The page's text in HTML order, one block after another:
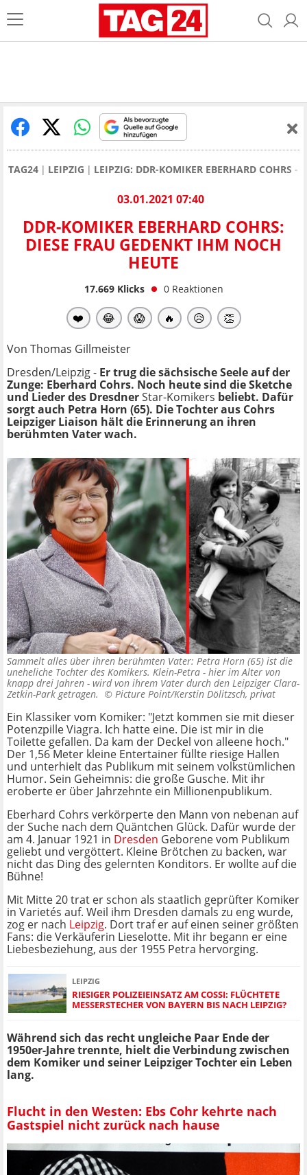
TAG24 LEIPZIG LEIPZIG: DDR-KOMIKER EBERHARD COHRS -
03.01.2021 07:40
DDR-KOMIKER EBERHARD COHRS:
DIESE FRAU GEDENKT IHM NOCH
HEUTE
17.669Klicks 0 Reaktionen
❤️ 😂 😱 🔥 😥 👏
Von Thomas Gillmeister
Dresden/Leipzig - Er trug die sächsische Seele auf der
Zunge: Eberhard Cohrs. Noch heute sind die Sketche
und Lieder des DresdnerStar-Komikers beliebt. Dafür
sorgt auch Petra Horn (65). Die Tochter aus Cohrs
Leipziger Liaison hält die Erinnerung an ihren
berühmten Vater wach.
Sammelt alles über ihren berühmten Vater: Petra Horn (65) ist die
uneheliche Tochter des Komikers. Klein-Petra - hier im Alter von
knapp drei Jahren - wird von ihrem Vater durch den Leipziger Clara-
Zetkin-Park getragen. © Picture Point/Kerstin Dölitzsch, privat
Ein Klassiker vom Komiker: "Jetzt kommen sie mit dieser
Potenzpille Viagra. Ich hatte eine. Die ist mir in die
Toilette gefallen. Da kam der Deckel von alleene hoch."
Der 1,56 Meter kleine Entertainer füllte riesige Hallen
und unterhielt das Publikum mit seinem volkstümlichen
Humor. Sein Geheimnis: die große Gusche. Mit ihr
eroberte er über Jahrzehnte ein Millionenpublikum.
Eberhard Cohrs verkörperte den Mann von nebenan auf
der Suche nach dem Quäntchen Glück. Dafür wurde der
am 4. Januar 1921 in Dresden Geborene vom Publikum
geliebt und vergöttert. Kleine Brötchen zu backen, war
nicht das Ding des gelernten Konditors. Er wollte auf die
Bühne!
Mit Mitte 20 trat er schon als staatlich geprüfter Komiker
in Varietés auf. Weil ihm Dresden damals zu eng wurde,
zog er nach Leipzig. Dort traf er auf einen seiner größten
Fans: die Verkäuferin Lieselotte. Mit ihr begann er eine
Liebesbeziehung, aus der 1955 Petra hervorging.
LEIPZIG
RIESIGER POLIZEIEINSATZ AM COSSI: FLÜCHTETE
MESSERSTECHER VON BAYERN BIS NACH LEIPZIG?
Während sich das recht ungleiche Paar Ende der
1950er-Jahre trennte, hielt die Verbindung zwischen
dem Komiker und seiner Leipziger Tochter ein Leben
lang.
Flucht in den Westen: Ebs Cohr kehrte nach
Gastspiel nicht zurück nach hause